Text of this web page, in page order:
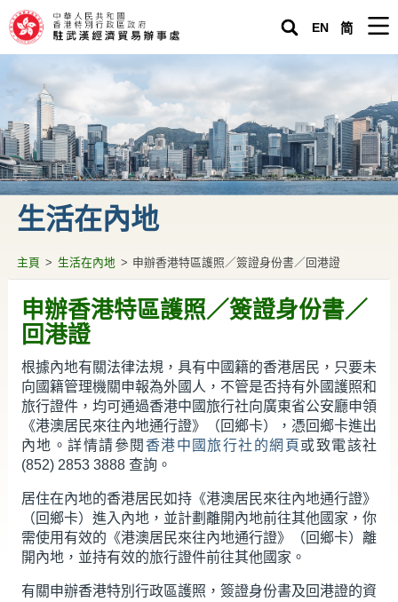
EN 简
駐武漢經濟貿易辦事處
緊急求助
關於香港
生活在內地
營商投資在內地
專題資料
駐武漢辦通訊
香港人內地生活小百科
新聞及活動／多媒體中心
香港特區政府駐內地辦事處
生活在內地
主頁 > 生活在內地 > 申辦香港特區護照／簽證身份書／回港證
申辦香港特區護照／簽證身份書／
回港證
根據內地有關法律法規，具有中國籍的香港居民，只要未
向國籍管理機關申報為外國人，不管是否持有外國護照和
旅行證件，均可通過香港中國旅行社向廣東省公安廳申領
《港澳居民來往內地通行證》（回鄉卡），憑回鄉卡進出
內地。詳情請參閱 香港中國旅行社的網頁 或致電該社
(852) 2853 3888 查詢。
居住在內地的香港居民如持《港澳居民來往內地通行證》
（回鄉卡）進入內地，並計劃離開內地前往其他國家，你
需使用有效的《港澳居民來往內地通行證》（回鄉卡）離
開內地，並持有效的旅行證件前往其他國家。
有關申辦香港特別行政區護照，簽證身份書及回港證的資